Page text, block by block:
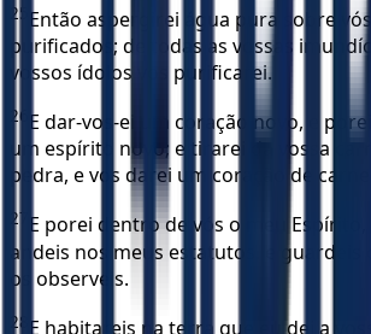
25 Então aspergirei água pura sobre
purificados; de todas as vossas
vossos ídolos vos purificarei.
26 E dar-vos-ei um coração novo, e
um espírito novo; e tirarei da vossa
pedra, e vos darei um coração de carne.
27 E porei dentro de vós o meu
andeis nos meus estatutos, e guardeis
os observeis.
28 E habitareis na terra que eu dei a